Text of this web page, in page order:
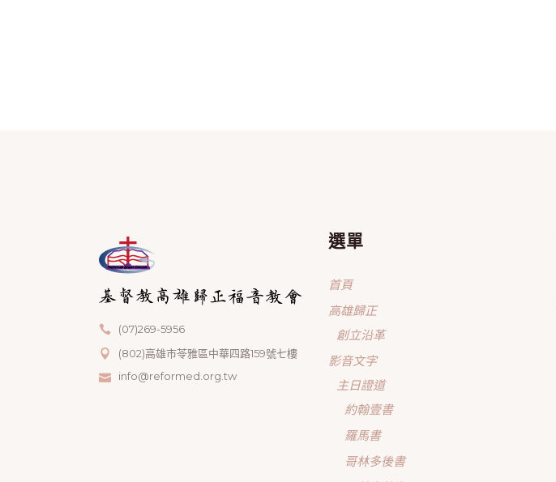
(07)269-5956
(802)高雄市苓雅區中華四路159號七樓
info@reformed.org.tw
選單
首頁
高雄歸正
創立沿革
影音文字
主日證道
約翰壹書
羅馬書
哥林多後書